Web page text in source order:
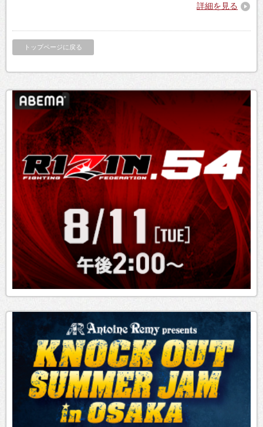
詳細を見る
トップページに戻る